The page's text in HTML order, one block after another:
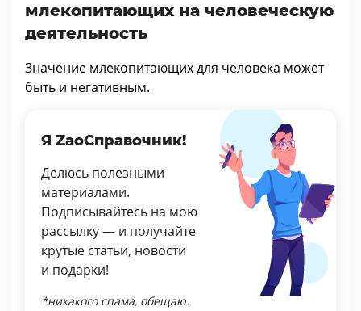
млекопитающих на человеческую
деятельность
Значение млекопитающих для человека может
быть и негативным.
Я ZaoСправочник!
Делюсь полезными
материалами.
Подписывайтесь на мою
рассылку — и получайте
крутые статьи, новости
и подарки!
*никакого спама, обещаю.